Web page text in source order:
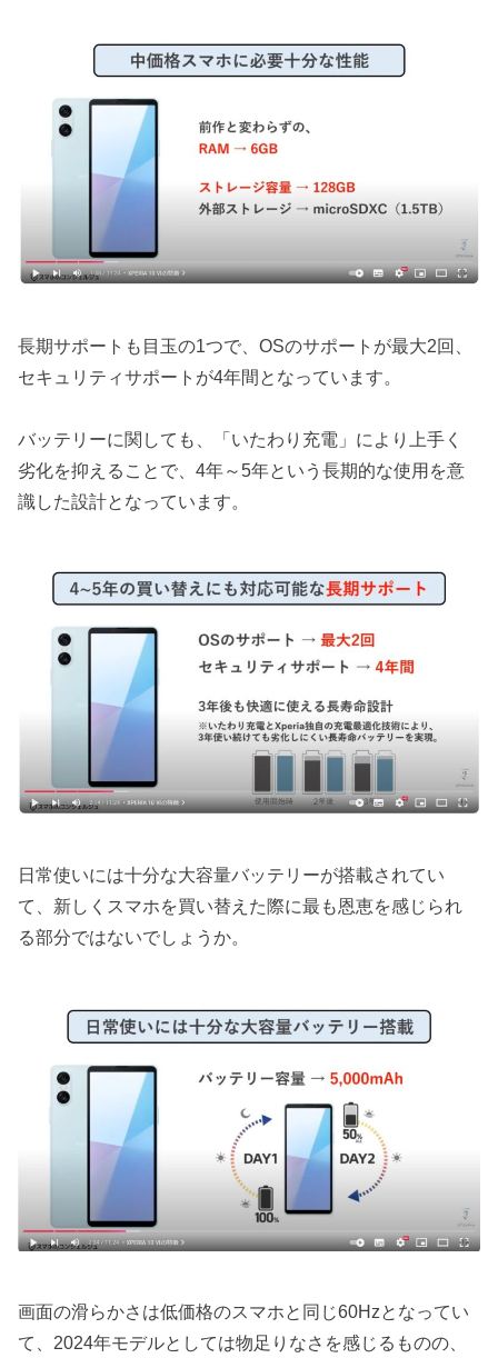
長期サポートも目玉の1つで、OSのサポートが最大2回、
セキュリティサポートが4年間となっています。
バッテリーに関しても、「いたわり充電」により上手く
劣化を抑えることで、4年～5年という長期的な使用を意
識した設計となっています。
日常使いには十分な大容量バッテリーが搭載されてい
て、新しくスマホを買い替えた際に最も恩恵を感じられ
る部分ではないでしょうか。
画面の滑らかさは低価格のスマホと同じ60Hzとなってい
て、2024年モデルとしては物足りなさを感じるものの、